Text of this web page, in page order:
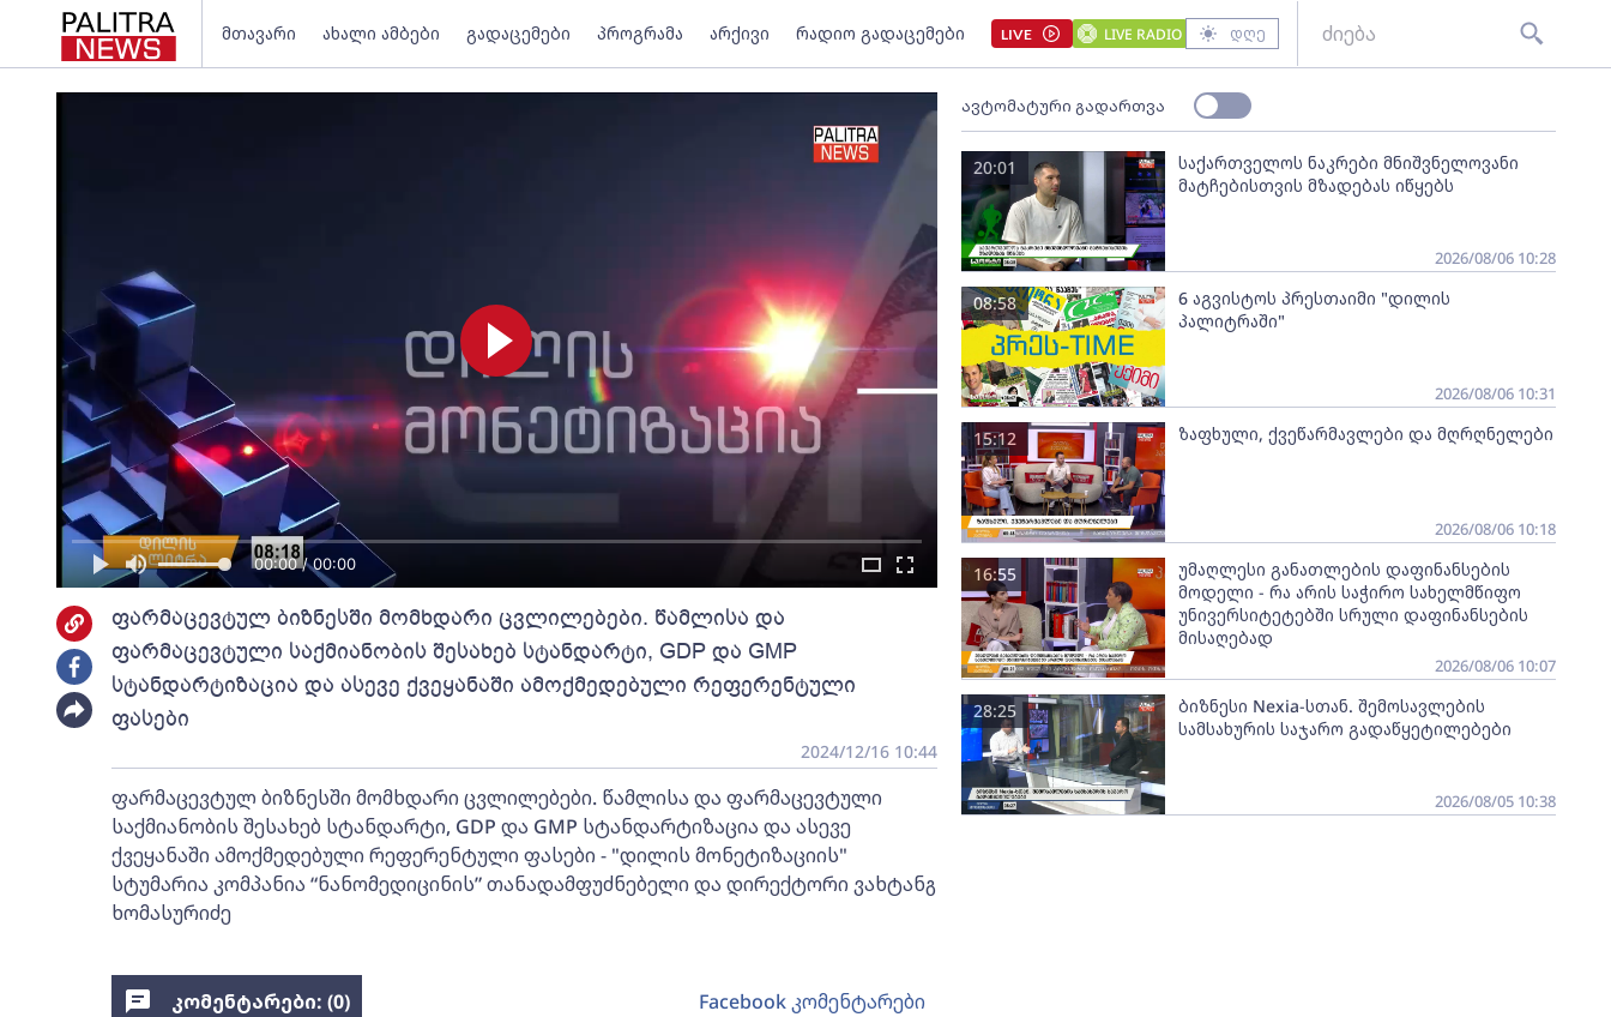
მთავარი ახალი ამბები გადაცემები პროგრამა არქივი რადიო გადაცემები LIVE LIVE RADIO დღე
00:00 / 00:00
ფარმაცევტულ ბიზნესში მომხდარი ცვლილებები. წამლისა და
ფარმაცევტული საქმიანობის შესახებ სტანდარტი, GDP და GMP
სტანდარტიზაცია და ასევე ქვეყანაში ამოქმედებული რეფერენტული
ფასები
2024/12/16 10:44
ფარმაცევტულ ბიზნესში მომხდარი ცვლილებები. წამლისა და ფარმაცევტული
საქმიანობის შესახებ სტანდარტი, GDP და GMP სტანდარტიზაცია და ასევე
ქვეყანაში ამოქმედებული რეფერენტული ფასები - "დილის მონეტიზაციის"
სტუმარია კომპანია “ნანომედიცინის” თანადამფუძნებელი და დირექტორი ვახტანგ
ხომასურიძე
ავტომატური გადართვა
საქართველოს ნაკრები მნიშვნელოვანი
მატჩებისთვის მზადებას იწყებს
20:01
2026/08/06 10:28
6 აგვისტოს პრესთაიმი "დილის
პალიტრაში"
08:58
2026/08/06 10:31
ზაფხული, ქვეწარმავლები და მღრღნელები
15:12
2026/08/06 10:18
უმაღლესი განათლების დაფინანსების
მოდელი - რა არის საჭირო სახელმწიფო
უნივერსიტეტებში სრული დაფინანსების
მისაღებად
16:55
2026/08/06 10:07
ბიზნესი Nexia-სთან. შემოსავლების
სამსახურის საჯარო გადაწყეტილებები
28:25
2026/08/05 10:38
კომენტარები: (0) Facebook კომენტარები